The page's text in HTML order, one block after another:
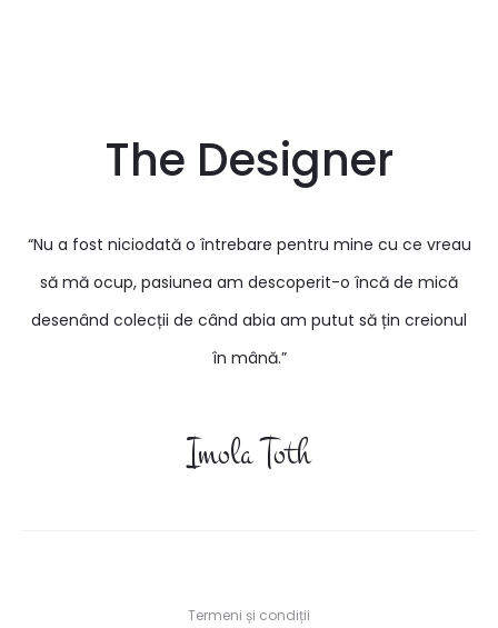
The Designer
“Nu a fost niciodată o întrebare pentru mine cu ce vreau
să mă ocup, pasiunea am descoperit-o încă de mică
desenând colecții de când abia am putut să țin creionul
în mână.”
Imola Toth
Termeni și condiții